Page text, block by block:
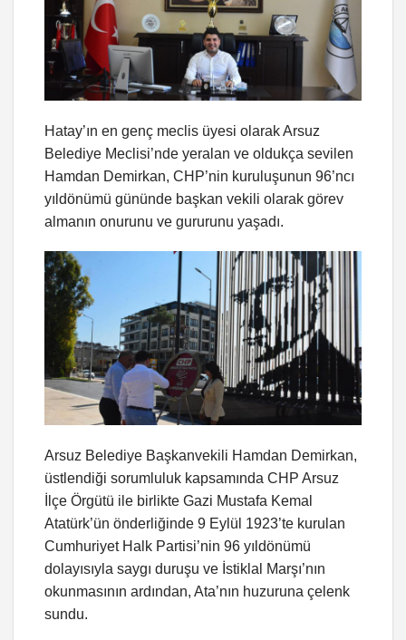
Hatay’ın en genç meclis üyesi olarak Arsuz
Belediye Meclisi’nde yeralan ve oldukça sevilen
Hamdan Demirkan, CHP’nin kuruluşunun 96’ncı
yıldönümü gününde başkan vekili olarak görev
almanın onurunu ve gururunu yaşadı.
Arsuz Belediye Başkanvekili Hamdan Demirkan,
üstlendiği sorumluluk kapsamında CHP Arsuz
İlçe Örgütü ile birlikte Gazi Mustafa Kemal
Atatürk’ün önderliğinde 9 Eylül 1923’te kurulan
Cumhuriyet Halk Partisi’nin 96 yıldönümü
dolayısıyla saygı duruşu ve İstiklal Marşı’nın
okunmasının ardından, Ata’nın huzuruna çelenk
sundu.